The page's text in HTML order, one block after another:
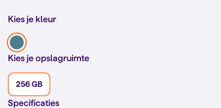
Kies je kleur
Kies je opslagruimte
256 GB
Specificaties